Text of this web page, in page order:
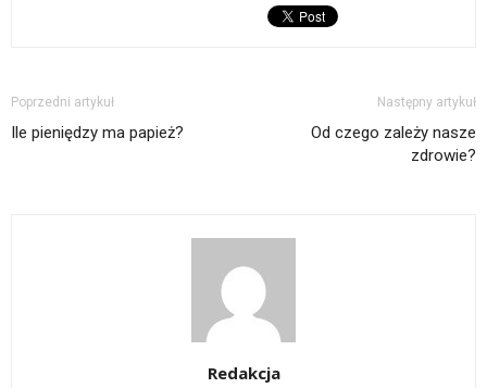
Poprzedni artykuł
Ile pieniędzy ma papież?
Następny artykuł
Od czego zależy nasze
zdrowie?
Redakcja